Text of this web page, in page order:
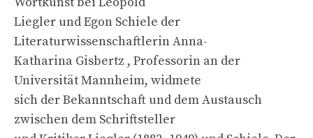
Liegler und Egon Schiele der
Literaturwissenschaftlerin Anna-
Katharina Gisbertz , Professorin an der
Universität Mannheim, widmete
sich der Bekanntschaft und dem Austausch
zwischen dem Schriftsteller